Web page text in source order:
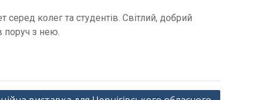
колег та студентів. Світлий, добрий
поруч з нею.